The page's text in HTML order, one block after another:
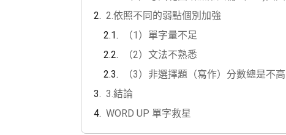
2.依照不同的弱點個別加強
（1）單字量不足
（2）文法不熟悉
（3）非選擇題（寫作）分數總是不高
3.結論
WORD UP 單字救星